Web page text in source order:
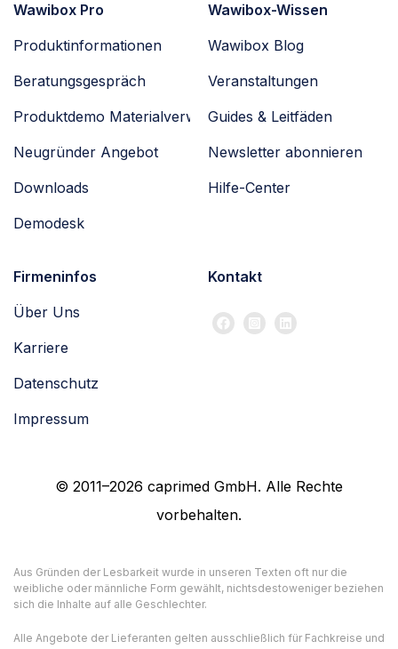
Wawibox Pro
Produktinformationen
Beratungsgespräch
Produktdemo Materialverwaltung
Neugründer Angebot
Downloads
Demodesk
Wawibox-Wissen
Wawibox Blog
Veranstaltungen
Guides & Leitfäden
Newsletter abonnieren
Hilfe-Center
Firmeninfos
Über Uns
Karriere
Datenschutz
Impressum
Kontakt
© 2011–2026 caprimed GmbH. Alle Rechte
vorbehalten.
Aus Gründen der Lesbarkeit wurde in unseren Texten oft nur die
weibliche oder männliche Form gewählt, nichtsdestoweniger beziehen
sich die Inhalte auf alle Geschlechter.
Alle Angebote der Lieferanten gelten ausschließlich für Fachkreise und